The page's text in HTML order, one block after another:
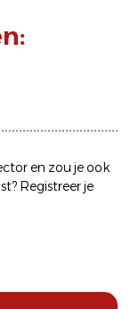
en zou je ook
Registreer je